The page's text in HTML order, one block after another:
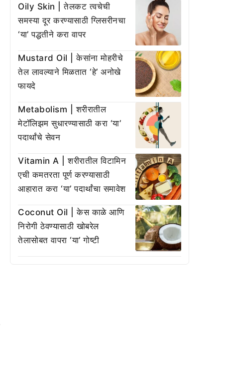
Oily Skin | तेलकट त्वचेची
समस्या दूर करण्यासाठी ग्लिसरीनचा
‘या’ पद्धतीने करा वापर
Mustard Oil | केसांना मोहरीचे
तेल लावल्याने मिळतात ‘हे’ अनोखे
फायदे
Metabolism | शरीरातील
मेटॉलिझम सुधारण्यासाठी करा ‘या’
पदार्थांचे सेवन
Vitamin A | शरीरातील विटामिन
एची कमतरता पूर्ण करण्यासाठी
आहारात करा ‘या’ पदार्थांचा समावेश
Coconut Oil | केस काळे आणि
निरोगी ठेवण्यासाठी खोबरेल
तेलासोबत वापरा ‘या’ गोष्टी